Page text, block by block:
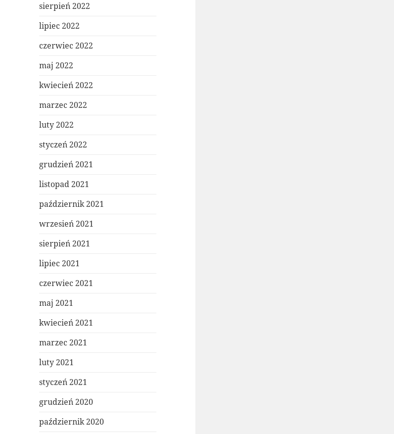
sierpień 2022
lipiec 2022
czerwiec 2022
maj 2022
kwiecień 2022
marzec 2022
luty 2022
styczeń 2022
grudzień 2021
listopad 2021
październik 2021
wrzesień 2021
sierpień 2021
lipiec 2021
czerwiec 2021
maj 2021
kwiecień 2021
marzec 2021
luty 2021
styczeń 2021
grudzień 2020
październik 2020